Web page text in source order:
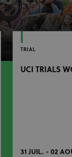
TRIAL
UCI TRIALS
31 JUIL. - 02